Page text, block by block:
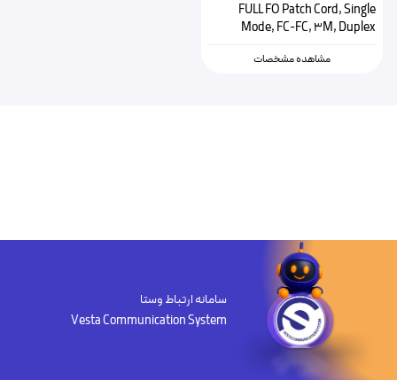
FULL FO Patch Cord, Single
Mode, FC-FC, 3M, Duplex
مشاهده مشخصات
سامانه ارتباط وستا
Vesta Communication System